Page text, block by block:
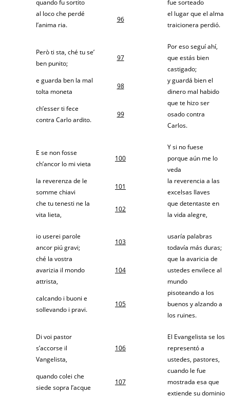
quando fu sortito
fue sorteado
al loco che perdé
l’anima ria.
96
el lugar que el alma
traicionera perdió.
Però ti sta, ché tu se’
ben punito;
97
Por eso seguí ahí,
que estás bien
castigado;
e guarda ben la mal
tolta moneta
98
y guardá bien el
dinero mal habido
ch’esser ti fece
contra Carlo ardito.
99
que te hizo ser
osado contra
Carlos.
E se non fosse
ch’ancor lo mi vieta
100
Y si no fuese
porque aún me lo
veda
la reverenza de le
somme chiavi
101
la reverencia a las
excelsas llaves
che tu tenesti ne la
vita lieta,
102
que detentaste en
la vida alegre,
io userei parole
ancor piú gravi;
103
usaría palabras
todavía más duras;
ché la vostra
avarizia il mondo
attrista,
104
que la avaricia de
ustedes envilece al
mundo
calcando i buoni e
sollevando i pravi.
105
pisoteando a los
buenos y alzando a
los ruines.
Di voi pastor
s’accorse il
Vangelista,
106
El Evangelista se los
representó a
ustedes, pastores,
quando colei che
siede sopra l’acque
107
cuando le fue
mostrada esa que
extiende su dominio